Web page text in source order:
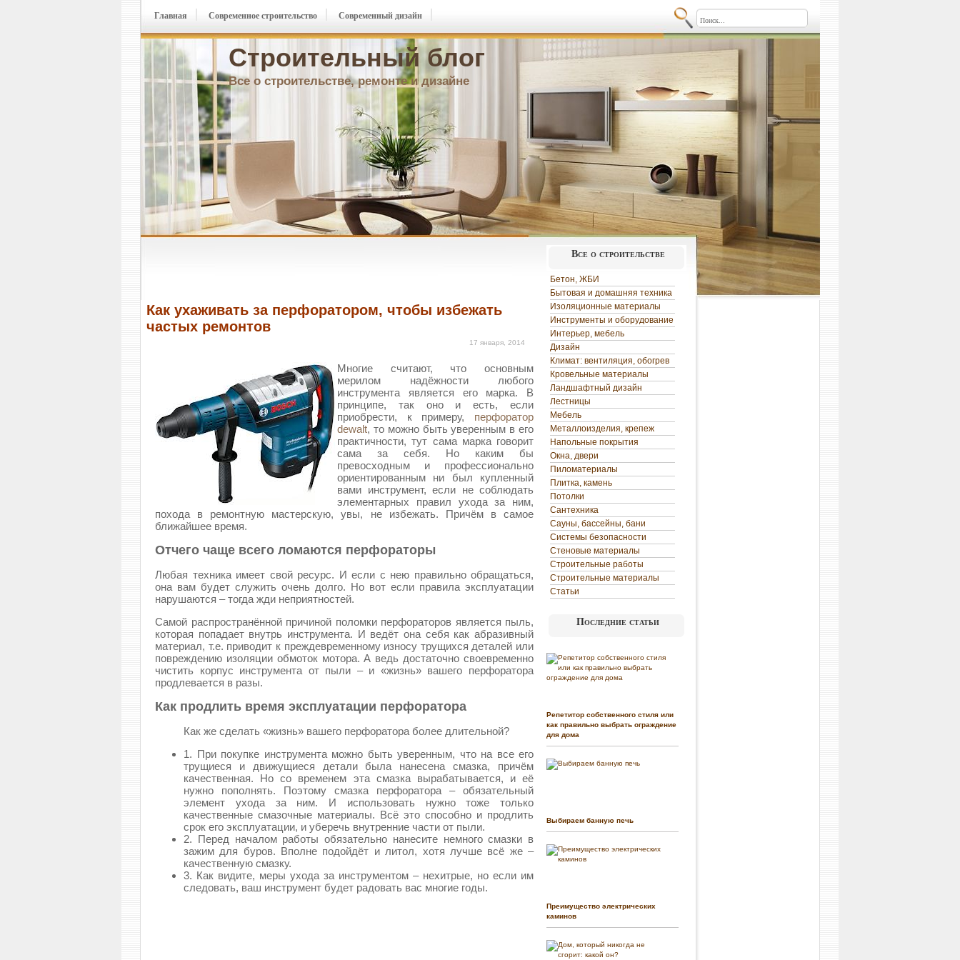
Строительный блог
Все о строительстве, ремонте и дизайне
Главная Современное строительство Современный дизайн
Как ухаживать за перфоратором, чтобы избежать
частых ремонтов
17 января, 2014
Многие считают, что основным
мерилом надёжности любого
инструмента является его марка. В
принципе, так оно и есть, если
приобрести, к примеру,
перфоратор
dewalt, то можно быть уверенным в его
практичности, тут сама марка говорит
сама за себя. Но каким бы
превосходным и профессионально
ориентированным ни был купленный
вами инструмент, если не соблюдать
элементарных правил ухода за ним,
похода в ремонтную мастерскую, увы, не избежать. Причём в самое
ближайшее время.
Отчего чаще всего ломаются перфораторы
Любая техника имеет свой ресурс. И если с нею правильно обращаться,
она вам будет служить очень долго. Но вот если правила эксплуатации
нарушаются – тогда жди неприятностей.
Самой распространённой причиной поломки перфораторов является пыль,
которая попадает внутрь инструмента. И ведёт она себя как абразивный
материал, т.е. приводит к преждевременному износу трущихся деталей или
повреждению изоляции обмоток мотора. А ведь достаточно своевременно
чистить корпус инструмента от пыли – и «жизнь» вашего перфоратора
продлевается в разы.
Как продлить время эксплуатации перфоратора
Как же сделать «жизнь» вашего перфоратора более длительной?
1. При покупке инструмента можно быть уверенным, что на все его
трущиеся и движущиеся детали была нанесена смазка, причём
качественная. Но со временем эта смазка вырабатывается, и её
нужно пополнять. Поэтому смазка перфоратора – обязательный
элемент ухода за ним. И использовать нужно тоже только
качественные смазочные материалы. Всё это способно и продлить
срок его эксплуатации, и уберечь внутренние части от пыли.
2. Перед началом работы обязательно нанесите немного смазки в
зажим для буров. Вполне подойдёт и литол, хотя лучше всё же –
качественную смазку.
3. Как видите, меры ухода за инструментом – нехитрые, но если им
следовать, ваш инструмент будет радовать вас многие годы.
Все о строительстве
Бетон, ЖБИ
Бытовая и домашняя техника
Изоляционные материалы
Инструменты и оборудование
Интерьер, мебель
Дизайн
Климат: вентиляция, обогрев
Кровельные материалы
Ландшафтный дизайн
Лестницы
Мебель
Металлоизделия, крепеж
Напольные покрытия
Окна, двери
Пиломатериалы
Плитка, камень
Потолки
Сантехника
Сауны, бассейны, бани
Системы безопасности
Стеновые материалы
Строительные работы
Строительные материалы
Статьи
Последние статьи
Репетитор собственного стиля или
как правильно выбрать ограждение
для дома
Выбираем банную печь
Преимущество электрических
каминов